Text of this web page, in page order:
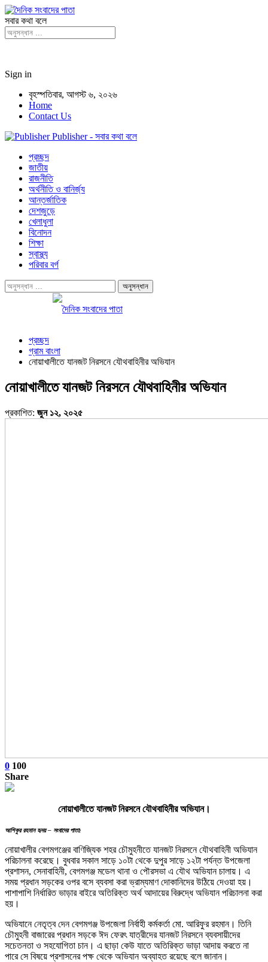
সবার কথা বলে
Sign in
বৃহস্পতিবার, আগস্ট ৬, ২০২৬
Home
Contact Us
Publisher - সবার কথা বলে
প্রচ্ছদ
জাতীয়
রাজনীতি
অর্থনীতি ও বানির্জ্য
আন্তর্জাতিক
দেশজুড়ে
খেলাধুলা
বিনোদন
শিক্ষা
স্বাস্থ্য
পরিবার বর্গ
প্রচ্ছদ
গ্রাম বাংলা
নোয়াখালীতে যানজট নিরসনে যৌথবাহিনীর অভিযান
নোয়াখালীতে যানজট নিরসনে যৌথবাহিনীর অভিযান
প্রকাশিত: জুন ১২, ২০২৫
0 100
Share
নোয়াখালীতে যানজট নিরসনে যৌথবাহিনীর অভিযান।
আশিকুর রহমান হৃদয় – সংবাদের পাতা:
নোয়াখালীর বেগমগঞ্জের বাণিজ্যিক শহর চৌমুহনীতে যানজট নিরসনে যৌথবাহিনী অভিযান
পরিচালনা করেছে। বুধবার সকাল সাড়ে ১০টা থেকে দুপুর সাড়ে ১২টা পর্যন্ত উপজেলা
প্রশাসন, সেনাবাহিনী, বেগমগঞ্জ মডেল থানা ও পৌরসভা এ যৌথ অভিযান চালায়। এ
সময় প্রধান সড়কের ওপর বসে ব্যবসা করা ভ্রাম্যমাণ দোকানিদের উঠিয়ে দেওয়া হয়।
পাশাপাশি নির্ধারিত ভাড়ার বাইরে অতিরিক্ত অর্থ আদায়ের বিরুদ্ধে অভিযান পরিচালনা করা
হয়।
অভিযানে নেতৃত্ব দেন বেগমগঞ্জ উপজেলা নির্বাহী কর্মকর্তা মো. আরিফুর রহমান। তিনি
চৌমুহনী বাজারের প্রধান সড়কে ঈদ ফেরৎ যাত্রীদের যানজট নিরসনে ব্যবসায়ীদের
সচেতনতা ও সহযোগিতা চান। এ ছাড়া কেউ যাতে অতিরিক্ত ভাড়া আদায় করতে না
পারে সে বিষয়ে প্রশাসনের পক্ষ থেকে অভিযান অব্যাহত রয়েছে বলে জানান।